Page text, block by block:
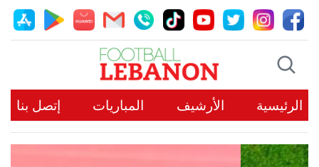
الرئيسية الأرشيف المباريات إتصل بنا